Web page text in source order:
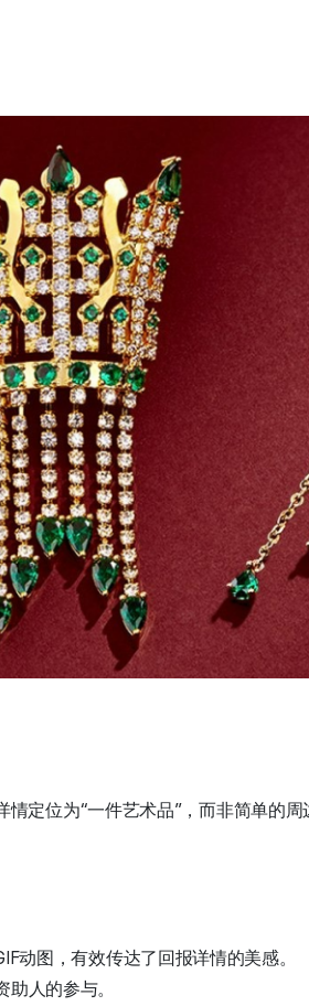
定位为“一件艺术品”，而非简单的周
动图，有效传达了回报详情的美感。
人的参与。